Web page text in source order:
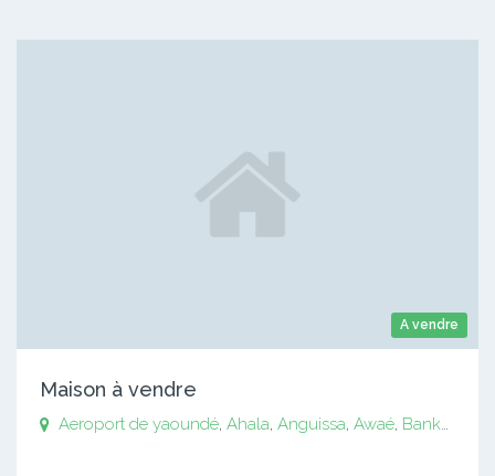
A vendre
Maison à vendre
Aeroport de yaoundé, Ahala, Anguissa, Awaé, Bankomo